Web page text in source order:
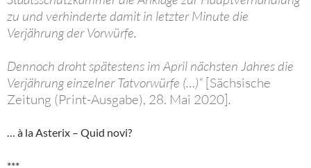
zu und verhinderte damit in letzter Minute die
Verjährung der Vorwürfe.
Dennoch droht spätestens im April nächsten Jahres die
Verjährung einzelner Tatvorwürfe (…)“ [Sächsische
Zeitung (Print-Ausgabe), 28. Mai 2020].
… à la Asterix – Quid novi?